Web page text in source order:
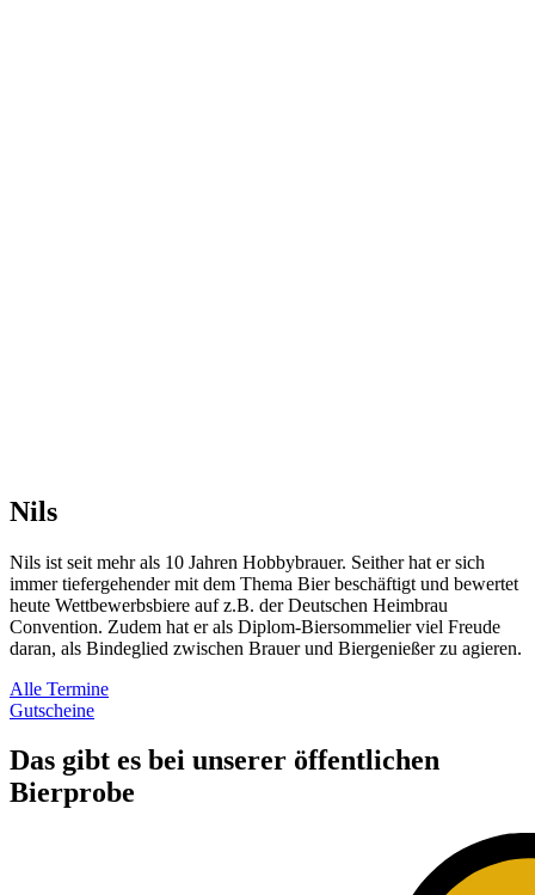
Nils
Nils ist seit mehr als 10 Jahren Hobbybrauer. Seither hat er sich
immer tiefergehender mit dem Thema Bier beschäftigt und bewertet
heute Wettbewerbsbiere auf z.B. der Deutschen Heimbrau
Convention. Zudem hat er als Diplom-Biersommelier viel Freude
daran, als Bindeglied zwischen Brauer und Biergenießer zu agieren.
Alle Termine
Gutscheine
Das gibt es bei unserer öffentlichen
Bierprobe